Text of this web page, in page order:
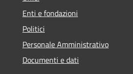
Enti e fondazioni
Politici
Personale Amministrativo
Documenti e dati